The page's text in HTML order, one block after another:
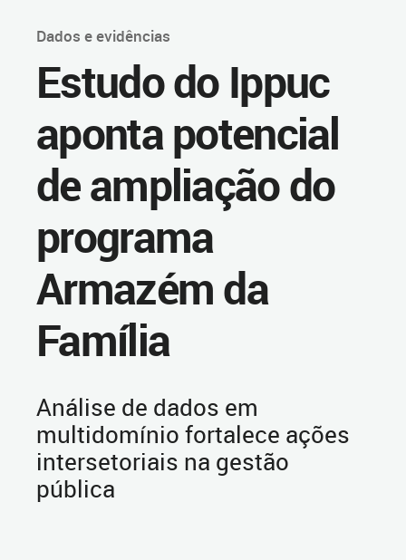
Dados e evidências
Estudo do Ippuc
aponta potencial
de ampliação do
programa
Armazém da
Família
Análise de dados em
multidomínio fortalece ações
intersetoriais na gestão
pública